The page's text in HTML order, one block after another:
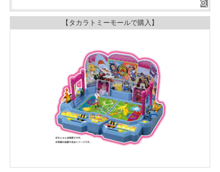
【タカラトミーモールで購入】